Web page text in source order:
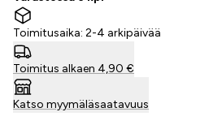
Toimitusaika: 2-4 arkipäivää
Toimitus alkaen 4,90 €
Katso myymäläsaatavuus